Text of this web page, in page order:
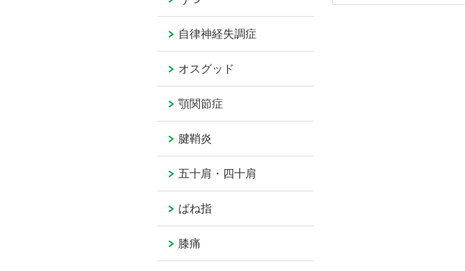
自律神経失調症
オスグッド
顎関節症
腱鞘炎
五十肩・四十肩
ばね指
膝痛